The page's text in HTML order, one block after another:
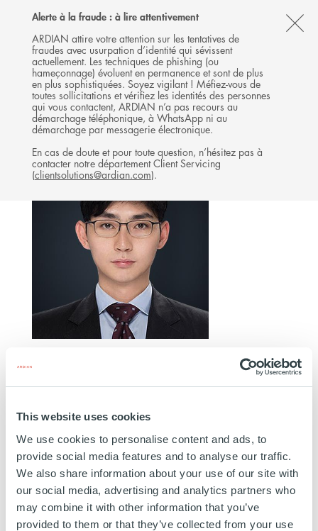
This website uses cookies
We use cookies to personalise content and ads, to
provide social media features and to analyse our traffic.
We also share information about your use of our site with
our social media, advertising and analytics partners who
may combine it with other information that you’ve
provided to them or that they’ve collected from your use
Alerte à la fraude : à lire attentivement
ARDIAN attire votre attention sur les tentatives de
fraudes avec usurpation d’identité qui sévissent
actuellement. Les techniques de phishing (ou
hameçonnage) évoluent en permanence et sont de plus
en plus sophistiquées. Soyez vigilant ! Méfiez-vous de
toutes sollicitations et vérifiez les identités des personnes
qui vous contactent, ARDIAN n’a pas recours au
démarchage téléphonique, à WhatsApp ni au
démarchage par messagerie électronique.
En cas de doute et pour toute question, n’hésitez pas à
contacter notre département Client Servicing
(clientsolutions@ardian.com).
Follow
Ardian
on
X
Follow
Ardian
on
LinkedIn
Follow
Ardian
on
YouTube
Ardian
on
Jobs
on
LinkedIn
MENU
L'ÉQUIPE
RELATIONS INVESTISSEURS
YOOCHAN LEE
SÉOUL
Yoochan a rejoint Ardian en 2017 en tant
qu'Investment Manager dans l'équipe Fonds de
Fonds à Singapour. Avant de rejoindre à Ardian, il
a commencé sa carrière chez Mirae Asset Daewoo
en 2011 en tant qu'Equity Research Assistant.